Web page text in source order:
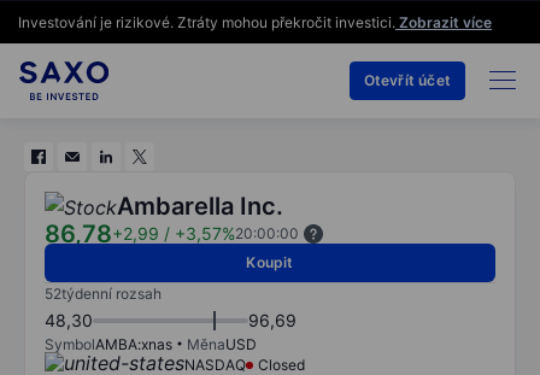
Investování je rizikové. Ztráty mohou překročit investici. Zobrazit více
Otevřít účet
Ambarella Inc.
86,78+2,99 / +3,57%20:00:00
Koupit
52týdenní rozsah
48,30 96,69
SymbolAMBA:xnas MěnaUSD
NASDAQ
Closed